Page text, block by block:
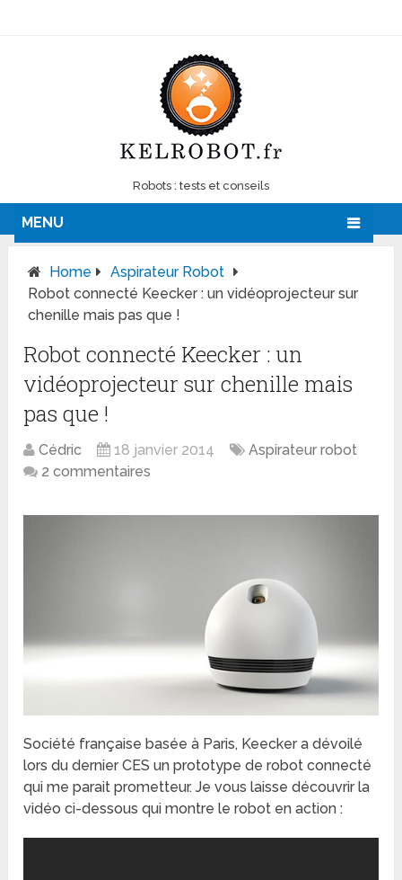
Robots : tests et conseils
MENU
Home
Aspirateur Robot
Robot connecté Keecker : un vidéoprojecteur sur
chenille mais pas que !
Robot connecté Keecker : un
vidéoprojecteur sur chenille mais
pas que !
Cédric 18 janvier 2014
Aspirateur robot
2 commentaires
Société française basée à Paris, Keecker a dévoilé
lors du dernier CES un prototype de robot connecté
qui me parait prometteur. Je vous laisse découvrir la
vidéo ci-dessous qui montre le robot en action :